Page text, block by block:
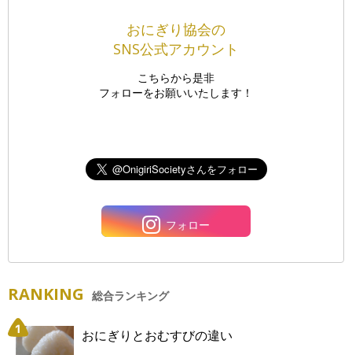
おにぎり協会の
SNS公式アカウント
こちらから是非
フォローをお願いいたします！
フォロー
RANKING 総合ランキング
おにぎりとおむすびの違い